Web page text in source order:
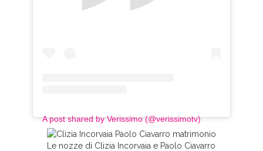
A post shared by Verissimo (@verissimotv)
Le nozze di Clizia Incorvaia e Paolo Ciavarro